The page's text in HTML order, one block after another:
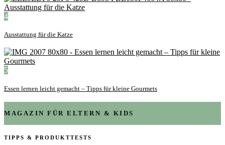
4
Ausstattung für die Katze
5
Essen lernen leicht gemacht – Tipps für kleine Gourmets
MAGAZIN FÜR ELTERN & KIDS
TIPPS & PRODUKTTESTS